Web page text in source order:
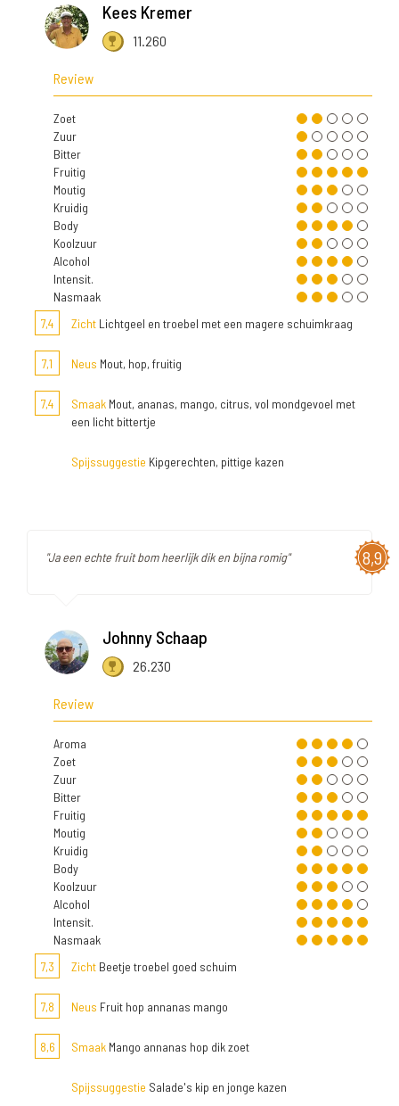
Kees Kremer
11.260
Review
Zoet
Zuur
Bitter
Fruitig
Moutig
Kruidig
Body
Koolzuur
Alcohol
Intensit.
Nasmaak
7,4
Zicht Lichtgeel en troebel met een magere schuimkraag
7,1 Neus Mout, hop, fruitig
7,4 Smaak Mout, ananas, mango, citrus, vol mondgevoel met
een licht bittertje
Spijssuggestie Kipgerechten, pittige kazen
8,9
"Ja een echte fruit bom heerlijk dik en bijna romig"
Johnny Schaap
26.230
Review
Aroma
Zoet
Zuur
Bitter
Fruitig
Moutig
Kruidig
Body
Koolzuur
Alcohol
Intensit.
Nasmaak
7,3
Zicht Beetje troebel goed schuim
7,8 Neus Fruit hop annanas mango
8,6 Smaak Mango annanas hop dik zoet
Spijssuggestie Salade's kip en jonge kazen